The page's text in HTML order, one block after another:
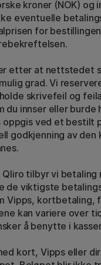
kroner (NOK) og
eventuelle
for
etter at nettstedet
grad. Vi
skrivefeil og
du innser eller
ved et bestilt
godkjenning av den
Qliro tilbyr vi
de viktigste
Vipps, kortbetaling,
kan variere over
å benytte i
kort, Vipps eller